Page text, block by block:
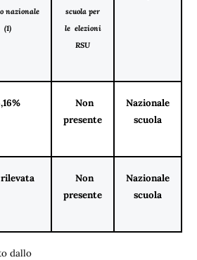
nazionale
(1)
scuola per
le elezioni
RSU
Non
presente
Nazionale
scuola
Non
presente
Nazionale
scuola
dallo